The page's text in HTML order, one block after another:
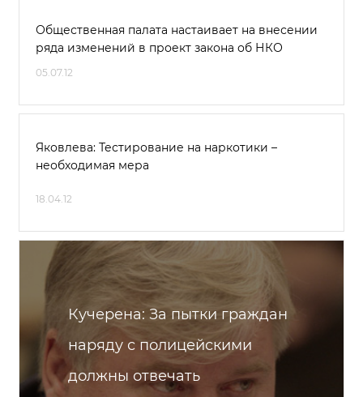
Общественная палата настаивает на внесении
ряда изменений в проект закона об НКО
05.07.12
Яковлева: Тестирование на наркотики –
необходимая мера
18.04.12
Кучерена: За пытки граждан
наряду с полицейскими
должны отвечать